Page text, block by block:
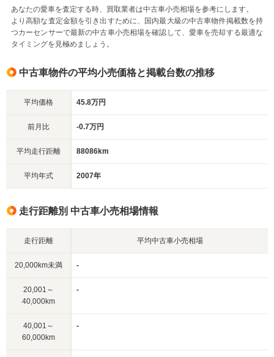
あなたの愛車を査定する時、買取業者は中古車小売相場を参考にします。
より高額な査定金額を引き出すために、国内最大級の中古車物件掲載数を持
つカーセンサーで最新の中古車小売相場を確認して、愛車を売却する最適な
タイミングを見極めましょう。
中古車物件の平均小売価格と掲載台数の推移
平均価格 45.8万円
前月比 -0.7万円
平均走行距離 88086km
平均年式 2007年
走行距離別 中古車小売相場情報
走行距離 平均中古車小売相場
20,000km未満 -
20,001～
40,000km
-
40,001～
60,000km
-